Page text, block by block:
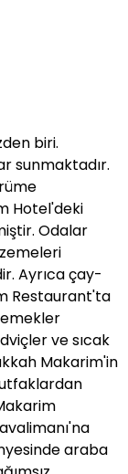
biri.
sunmaktadır.
Hotel'deki
Odalar
Ayrıca çay-
Restaurant'ta
ve sıcak
Makarim'in
araba